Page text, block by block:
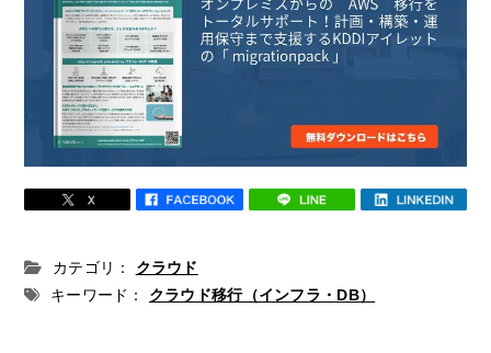
カテゴリ：
クラウド
キーワード：
クラウド移行（インフラ・DB）